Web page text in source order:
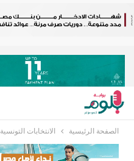
الصفحة الرئيسية الانتخابات التونسية